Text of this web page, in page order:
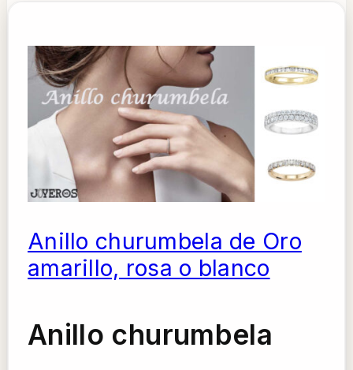
Anillo churumbela de Oro
amarillo, rosa o blanco
Anillo churumbela